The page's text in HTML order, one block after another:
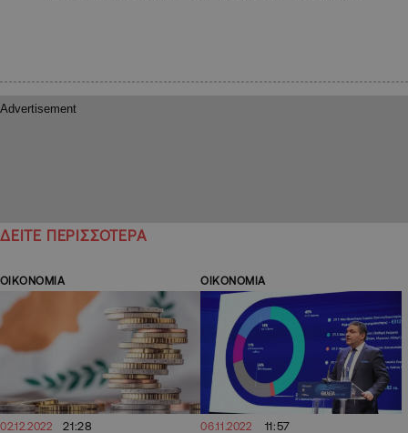
ΔΕΙΤΕ ΠΕΡΙΣΣΟΤΕΡΑ
ΟΙΚΟΝΟΜΙΑ
02.12.2022 21:28
ΟΙΚΟΝΟΜΙΑ
06.11.2022 11:57